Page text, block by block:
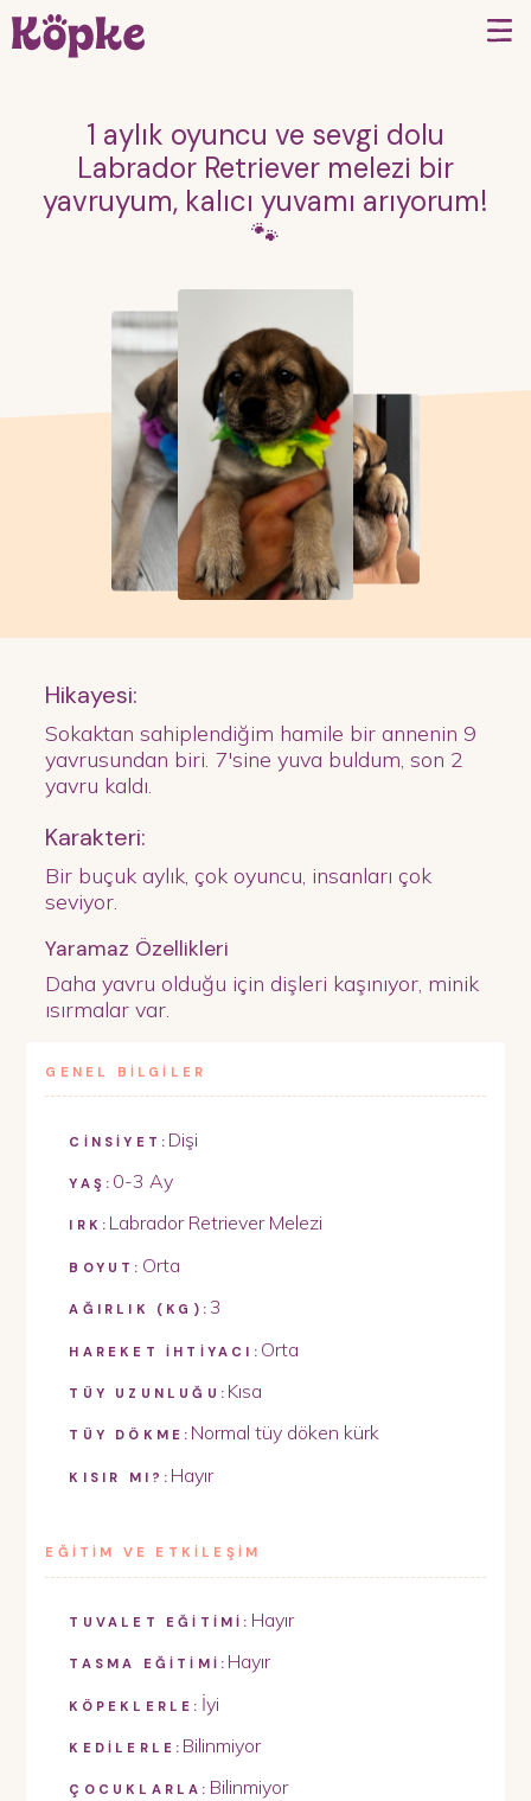
1 aylık oyuncu ve sevgi dolu
Labrador Retriever melezi bir
yavruyum, kalıcı yuvamı arıyorum!
🐾
Hikayesi:
Sokaktan sahiplendiğim hamile bir annenin 9
yavrusundan biri. 7'sine yuva buldum, son 2
yavru kaldı.
Karakteri:
Bir buçuk aylık, çok oyuncu, insanları çok
seviyor.
Yaramaz Özellikleri
Daha yavru olduğu için dişleri kaşınıyor, minik
ısırmalar var.
GENEL BİLGİLER
CİNSİYET: Dişi
YAŞ: 0-3 Ay
IRK: Labrador Retriever Melezi
BOYUT: Orta
AĞIRLIK (KG): 3
HAREKET İHTİYACI: Orta
TÜY UZUNLUĞU: Kısa
TÜY DÖKME: Normal tüy döken kürk
KISIR MI?: Hayır
EĞİTİM VE ETKİLEŞİM
TUVALET EĞİTİMİ: Hayır
TASMA EĞİTİMİ: Hayır
KÖPEKLERLE: İyi
KEDİLERLE: Bilinmiyor
ÇOCUKLARLA: Bilinmiyor